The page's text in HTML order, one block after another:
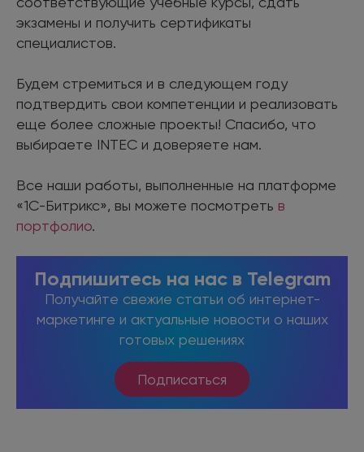
экзамены и получить сертификаты
специалистов.
Будем стремиться и в следующем году
подтвердить свои компетенции и реализовать
еще более сложные проекты! Спасибо, что
выбираете INTEC и доверяете нам.
Все наши работы, выполненные на платформе
«1С-Битрикс», вы можете посмотреть в
портфолио.
Подпишитесь на нас в Telegram
Получайте свежие статьи об интернет-
маркетинге и актуальные новости о наших
готовых решениях
Подписаться